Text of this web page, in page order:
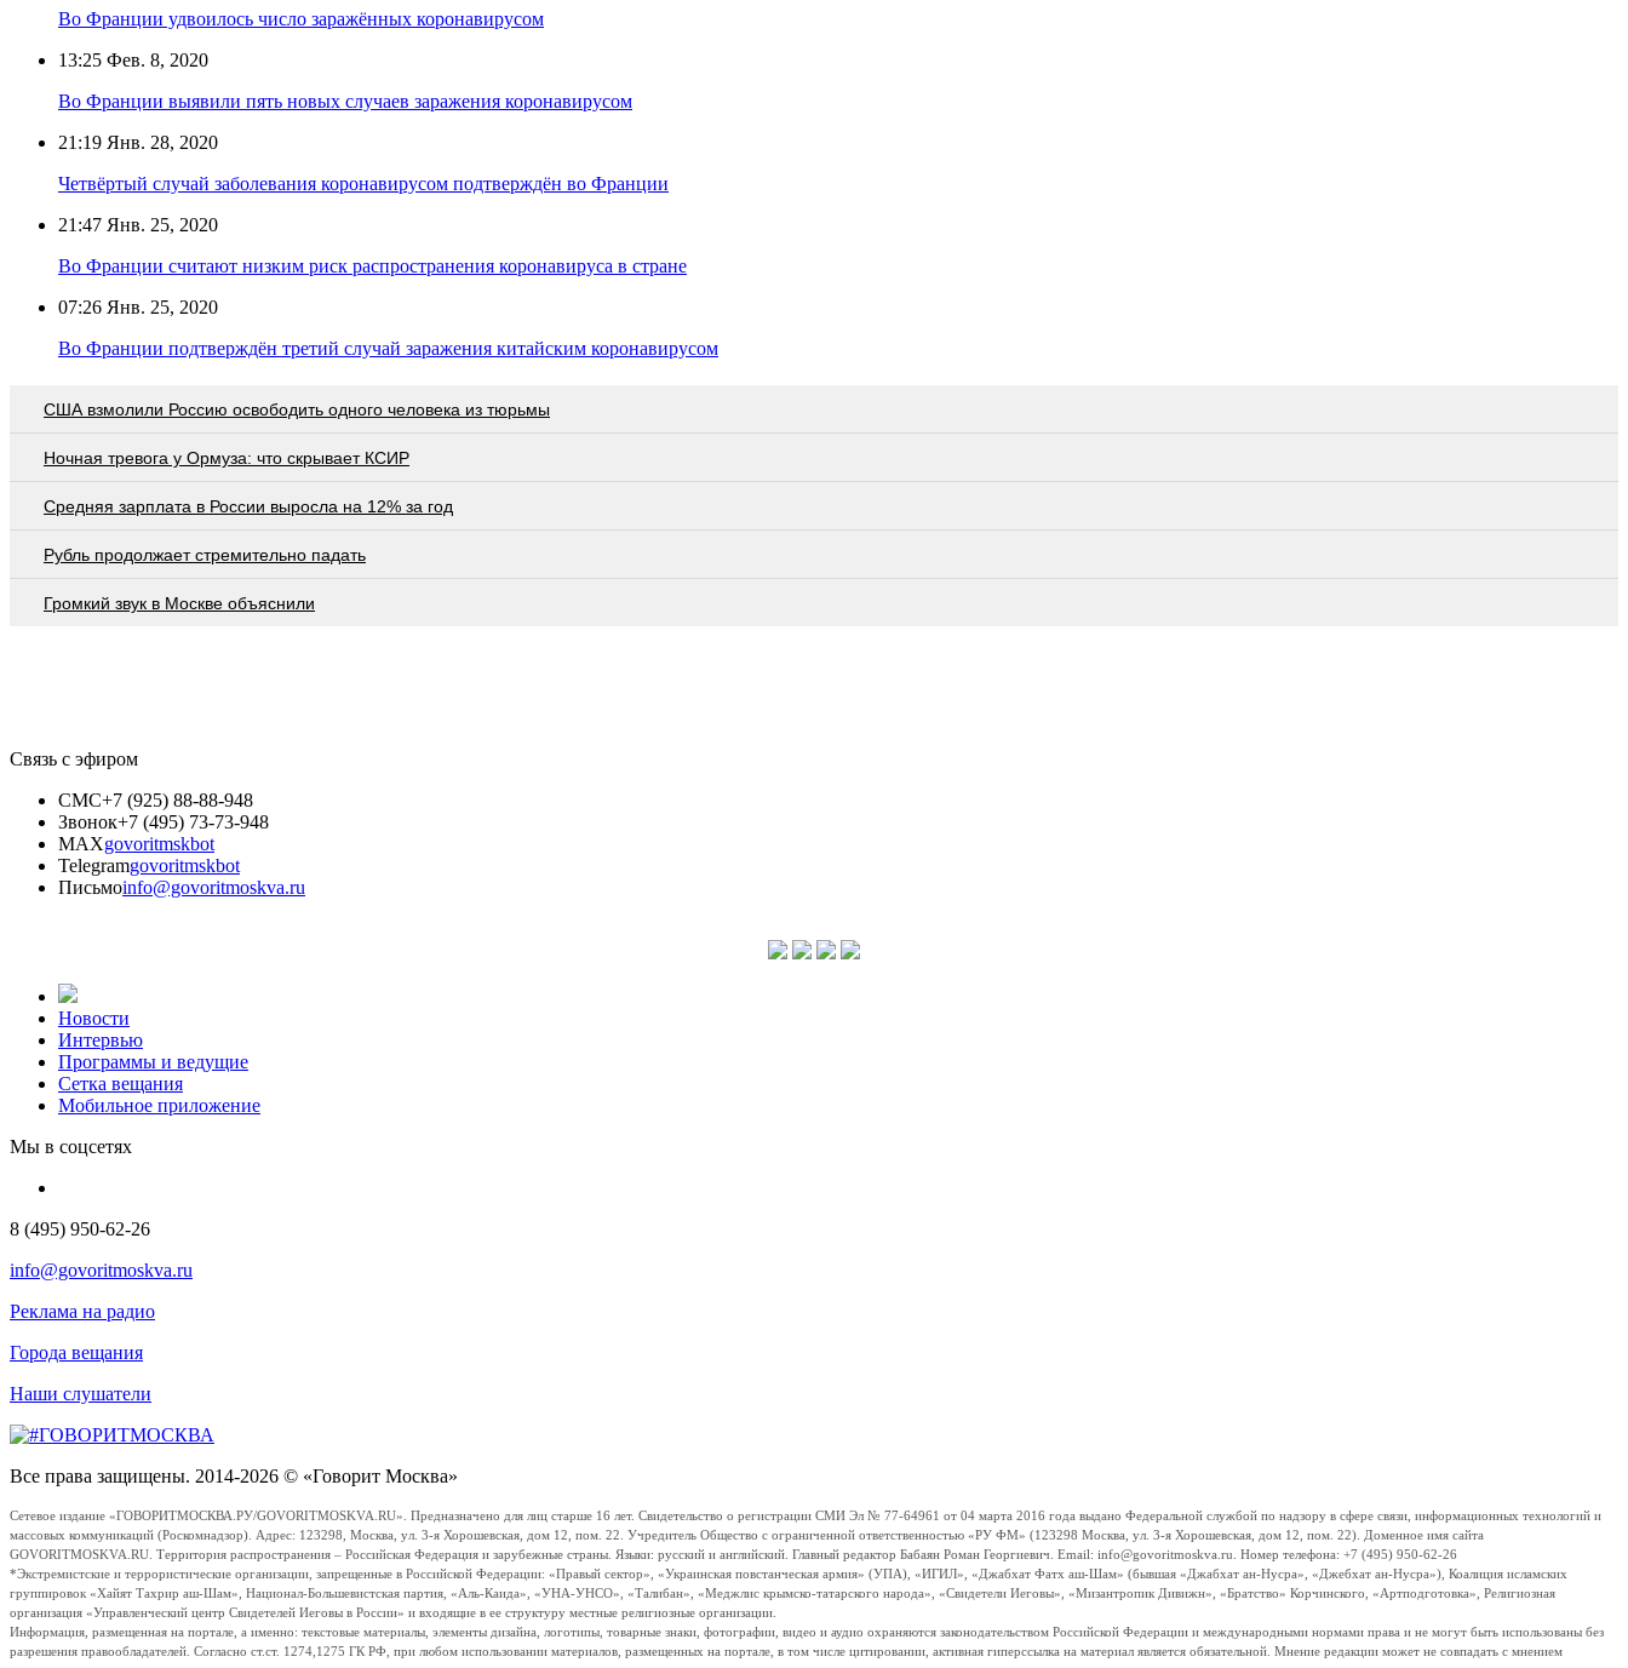
Во Франции удвоилось число заражённых коронавирусом
13:25 Фев. 8, 2020
Во Франции выявили пять новых случаев заражения коронавирусом
21:19 Янв. 28, 2020
Четвёртый случай заболевания коронавирусом подтверждён во Франции
21:47 Янв. 25, 2020
Во Франции считают низким риск распространения коронавируса в стране
07:26 Янв. 25, 2020
Во Франции подтверждён третий случай заражения китайским коронавирусом
США взмолили Россию освободить одного человека из тюрьмы
Ночная тревога у Ормуза: что скрывает КСИР
Средняя зарплата в России выросла на 12% за год
Рубль продолжает стремительно падать
Громкий звук в Москве объяснили
Связь с эфиром
СМС+7 (925) 88-88-948
Звонок+7 (495) 73-73-948
MAXgovoritmskbot
Telegramgovoritmskbot
Письмоinfo@govoritmoskva.ru
Новости
Интервью
Программы и ведущие
Сетка вещания
Мобильное приложение
Мы в соцсетях
8 (495) 950-62-26
info@govoritmoskva.ru
Реклама на радио
Города вещания
Наши слушатели
Все права защищены. 2014-2026 © «Говорит Москва»
Сетевое издание «ГОВОРИТМОСКВА.РУ/GOVORITMOSKVA.RU». Предназначено для лиц старше 16 лет. Свидетельство о регистрации СМИ Эл № 77-64961 от 04 марта 2016 года выдано Федеральной службой по надзору в сфере связи, информационных технологий и
массовых коммуникаций (Роскомнадзор). Адрес: 123298, Москва, ул. 3-я Хорошевская, дом 12, пом. 22. Учредитель Общество с ограниченной ответственностью «РУ ФМ» (123298 Москва, ул. 3-я Хорошевская, дом 12, пом. 22). Доменное имя сайта
GOVORITMOSKVA.RU. Территория распространения – Российская Федерация и зарубежные страны. Языки: русский и английский. Главный редактор Бабаян Роман Георгиевич. Email: info@govoritmoskva.ru. Номер телефона: +7 (495) 950-62-26
*Экстремистские и террористические организации, запрещенные в Российской Федерации: «Правый сектор», «Украинская повстанческая армия» (УПА), «ИГИЛ», «Джабхат Фатх аш-Шам» (бывшая «Джабхат ан-Нусра», «Джебхат ан-Нусра»), Коалиция исламских
группировок «Хайят Тахрир аш-Шам», Национал-Большевистская партия, «Аль-Каида», «УНА-УНСО», «Талибан», «Меджлис крымско-татарского народа», «Свидетели Иеговы», «Мизантропик Дивижн», «Братство» Корчинского, «Артподготовка», Религиозная
организация «Управленческий центр Свидетелей Иеговы в России» и входящие в ее структуру местные религиозные организации.
Информация, размещенная на портале, а именно: текстовые материалы, элементы дизайна, логотипы, товарные знаки, фотографии, видео и аудио охраняются законодательством Российской Федерации и международными нормами права и не могут быть использованы без
разрешения правообладателей. Согласно ст.ст. 1274,1275 ГК РФ, при любом использовании материалов, размещенных на портале, в том числе цитировании, активная гиперссылка на материал является обязательной. Мнение редакции может не совпадать с мнением